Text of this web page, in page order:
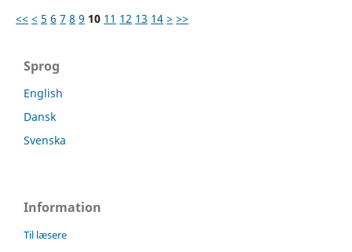
<< < 5 6 7 8 9 10 11 12 13 14 > >>
Sprog
English
Dansk
Svenska
Information
Til læsere